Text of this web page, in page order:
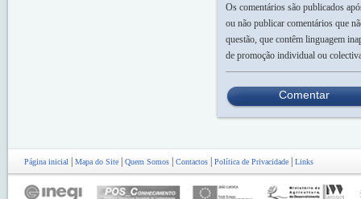
Os comentários são publicados
ou não publicar comentários que
questão, que contêm linguagem
de promoção individual ou
Comentar
Página inicial | Mapa do Site | Quem Somos | Contactos | Política de Privacidade | Links